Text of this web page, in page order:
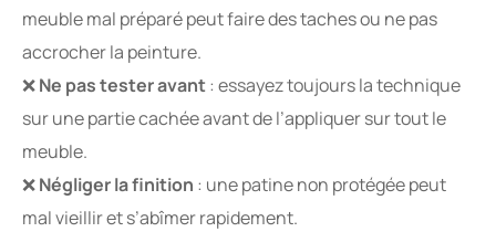
meuble mal préparé peut faire des taches ou ne pas
accrocher la peinture.
❌Ne pas tester avant: essayez toujours la technique
sur une partie cachée avant de l’appliquer sur tout le
meuble.
❌Négliger la finition : une patine non protégée peut
mal vieillir et s’abîmer rapidement.